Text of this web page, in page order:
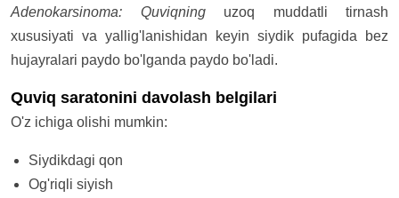
Adenokarsinoma: Quviqninguzoq muddatli tirnash
xususiyati va yallig'lanishidan keyin siydik pufagida bez
hujayralari paydo bo'lganda paydo bo'ladi.
Quviq saratonini davolash belgilari
O'z ichiga olishi mumkin:
Siydikdagi qon
Og'riqli siyish